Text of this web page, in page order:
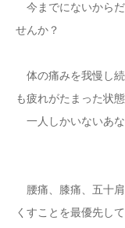
今までにないから
せんか？
体の痛みを我慢し
も疲れがたまった状
一人しかいないあな
腰痛、膝痛、五十
くすことを最優先し